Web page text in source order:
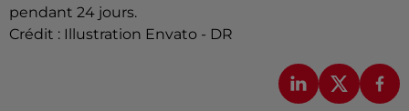
pendant 24 jours.
Crédit : Illustration Envato - DR